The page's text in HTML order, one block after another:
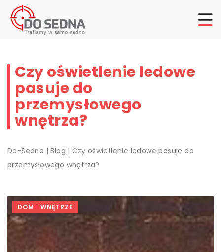
Czy oświetlenie ledowe
pasuje do
przemysłowego
wnętrza?
Do-Sedna |Blog |Czy oświetlenie ledowe pasuje do
przemysłowego wnętrza?
DOM I WNĘTRZE